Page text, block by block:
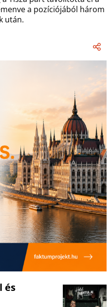
a pozíciójából három
után.
és